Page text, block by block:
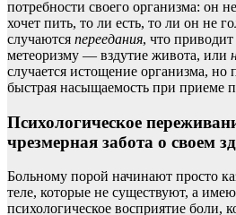
потребности своего организма: он
хочет пить, то ли есть, то ли он не
случаются переедания, что
метеоризму — вздутие живота, или
случается истощение организма, но
быстрая насыщаемость при приеме
Психологическое
чрезмерная забота о своем
Больному порой начинают просто
теле, которые не существуют, а
психологическое восприятие боли,